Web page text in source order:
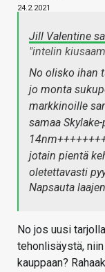
24.2.2021
Jill Valentine
"intelin
No olisko ihan
jo monta
markkinoille
samaa
jotain pientä
oletettavasti
Napsauta
No jos uusi
tehonlisäystä,
kauppaan?